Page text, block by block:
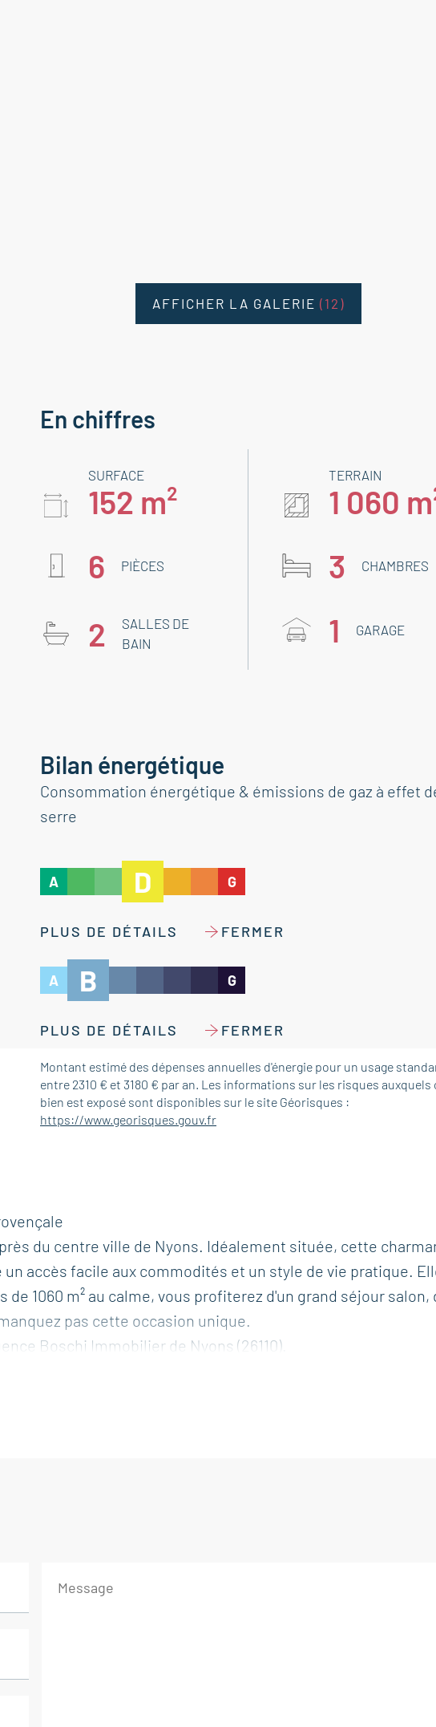
AFFICHER LA GALERIE (12)
En chiffres
SURFACE
152 m²
TERRAIN
1 060
6
PIÈCES 3 CHAMBRES
2
SALLES DE
BAIN
1 GARAGE
Bilan énergétique
Consommation énergétique & émissions de gaz à effet
serre
A D G
PLUS DE DÉTAILS FERMER
A B G
PLUS DE DÉTAILS FERMER
Montant estimé des dépenses annuelles d'énergie pour un usage
entre 2310 € et 3180 € par an. Les informations sur les risques auxquels
bien est exposé sont disponibles sur le site Géorisques :
https://www.georisques.gouv.fr
du centre ville de Nyons. Idéalement située, cette
accès facile aux commodités et un style de vie pratique.
1060 m² au calme, vous profiterez d'un grand séjour salon,
pas cette occasion unique.
Boschi Immobilier de Nyons (26110).
6,50 m²